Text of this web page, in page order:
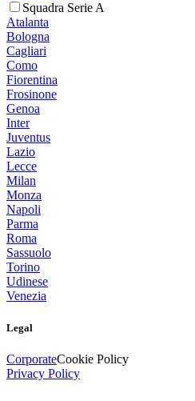
Squadra Serie A
Atalanta
Bologna
Cagliari
Como
Fiorentina
Frosinone
Genoa
Inter
Juventus
Lazio
Lecce
Milan
Monza
Napoli
Parma
Roma
Sassuolo
Torino
Udinese
Venezia
Legal
CorporateCookie Policy
Privacy Policy